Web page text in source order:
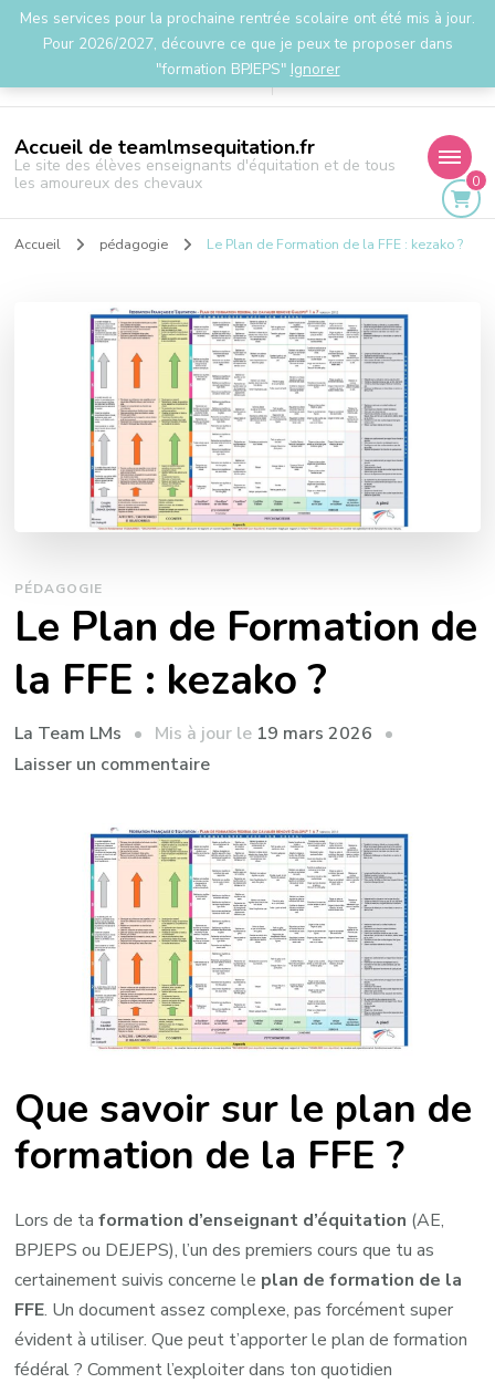
Mes services pour la prochaine rentrée scolaire ont été mis à jour.
Pour 2026/2027, découvre ce que je peux te proposer dans
"formation BPJEPS" Ignorer
la.team.lms@gmail.com
Accueil de teamlmsequitation.fr
Le site des élèves enseignants d'équitation et de tous
les amoureux des chevaux
0
Accueil pédagogie Le Plan de Formation de la FFE : kezako ?
PÉDAGOGIE
Le Plan de Formation de
la FFE : kezako ?
La Team LMs Mis à jour le 19 mars 2026
Laisser un commentairesur
de
Formation
de
la
FFE :
kezako ?
Que savoir sur le plan de
formation de la FFE ?
Lors de taformation d’enseignant d’équitation (AE,
BPJEPS ou DEJEPS), l’un des premiers cours que tu as
certainement suivis concerne le plan de formation de la
FFE. Un document assez complexe, pas forcément super
évident à utiliser. Que peut t’apporter le plan de formation
fédéral ? Comment l’exploiter dans ton quotidien